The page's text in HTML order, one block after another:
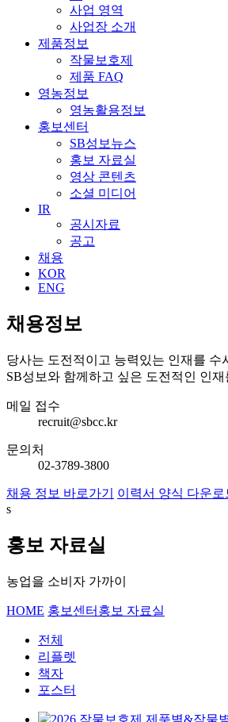
사업 영역
사업장 소개
제품정보
작물보호제
제품 FAQ
영농정보
영농활용정보
홍보센터
SB성보뉴스
홍보 자료실
영상 콘텐츠
소셜 미디어
IR
공시자료
공고
채용
KOR
ENG
채용정보
당사는 도전적이고 능력있는 인재를 수
SB성보와 함께하고 싶은 도전적인 인
메일 접수
recruit@sbcc.kr
문의처
02-3789-3800
채용 정보 바로가기
이력서 양식 다운로
s
홍보 자료실
농업을 소비자 가까이
HOME 홍보센터 홍보 자료실
전체
리플렛
책자
포스터